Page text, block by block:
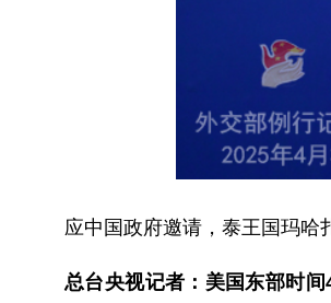
应中国政府邀请，泰王国玛哈
总台央视记者：美国东部时